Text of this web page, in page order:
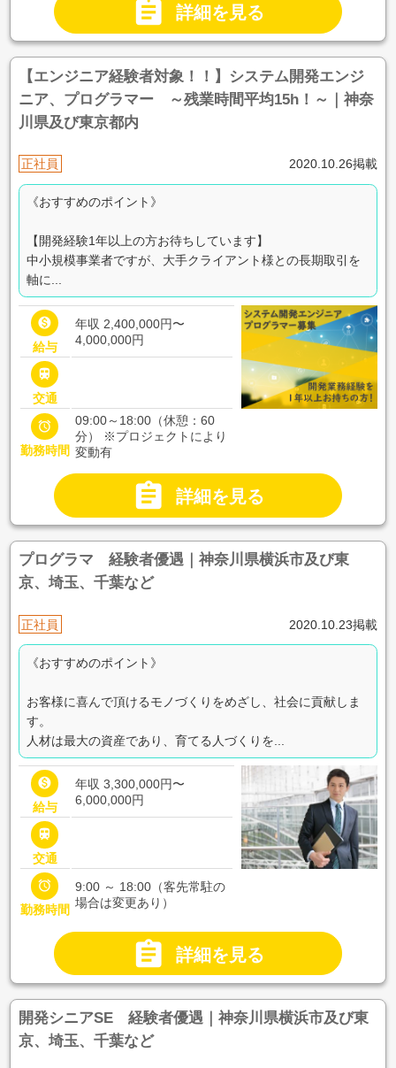
 詳細を見る
【エンジニア経験者対象！！】システム開発エンジ
ニア、プログラマー ～残業時間平均15h！～｜神奈
川県及び東京都内
正社員 2020.10.26掲載
《おすすめのポイント》
【開発経験1年以上の方お待ちしています】
中小規模事業者ですが、大手クライアント様との長期取引を
軸に...

給与
年収 2,400,000円〜
4,000,000円

交通

勤務時間
09:00～18:00（休憩：60
分） ※プロジェクトにより
変動有
 詳細を見る
プログラマ 経験者優遇｜神奈川県横浜市及び東
京、埼玉、千葉など
正社員 2020.10.23掲載
《おすすめのポイント》
お客様に喜んで頂けるモノづくりをめざし、社会に貢献しま
す。
人材は最大の資産であり、育てる人づくりを...

給与
年収 3,300,000円〜
6,000,000円

交通

勤務時間
9:00 ～ 18:00（客先常駐の
場合は変更あり）
 詳細を見る
開発シニアSE 経験者優遇｜神奈川県横浜市及び東
京、埼玉、千葉など